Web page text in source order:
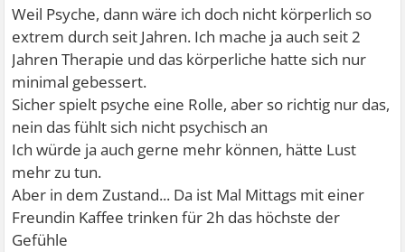
Weil Psyche, dann wäre ich doch nicht körperlich so
extrem durch seit Jahren. Ich mache ja auch seit 2
Jahren Therapie und das körperliche hatte sich nur
minimal gebessert.
Sicher spielt psyche eine Rolle, aber so richtig nur das,
nein das fühlt sich nicht psychisch an
Ich würde ja auch gerne mehr können, hätte Lust
mehr zu tun.
Aber in dem Zustand... Da ist Mal Mittags mit einer
Freundin Kaffee trinken für 2h das höchste der
Gefühle